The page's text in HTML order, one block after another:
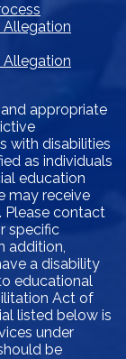
Allegation
Allegation
appropriate
with disabilities
as individuals
education
may receive
Please contact
specific
addition,
a disability
educational
Act of
listed below is
under
be